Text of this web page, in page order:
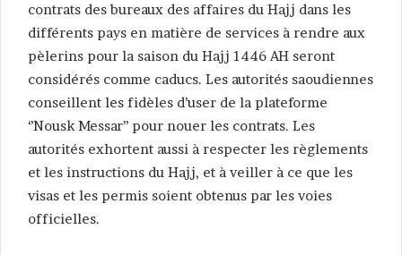
contrats des bureaux des affaires du Hajj dans les
différents pays en matière de services à rendre aux
pèlerins pour la saison du Hajj 1446 AH seront
considérés comme caducs. Les autorités saoudiennes
conseillent les fidèles d’user de la plateforme
‘’Nousk Messar’’ pour nouer les contrats. Les
autorités exhortent aussi à respecter les règlements
et les instructions du Hajj, et à veiller à ce que les
visas et les permis soient obtenus par les voies
officielles.